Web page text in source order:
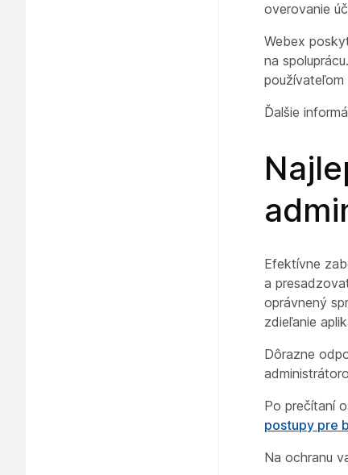
overovanie
Webex
na
používateľom
Ďalšie
Efektívne
a
oprávnený
zdieľanie
Dôrazne
Po prečítaní
postupy pre
Na ochranu